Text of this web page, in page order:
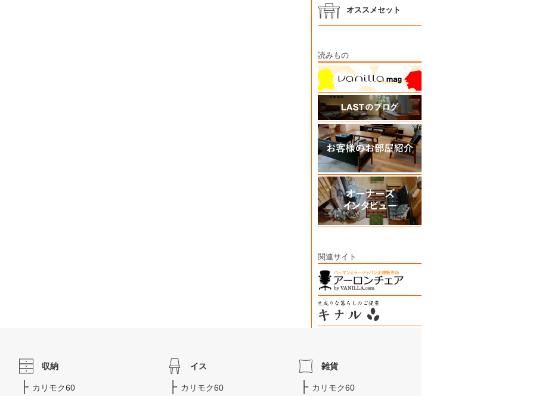
オススメセット
読みもの
関連サイト
収納
カリモク60
イス
カリモク60
雑貨
カリモク60